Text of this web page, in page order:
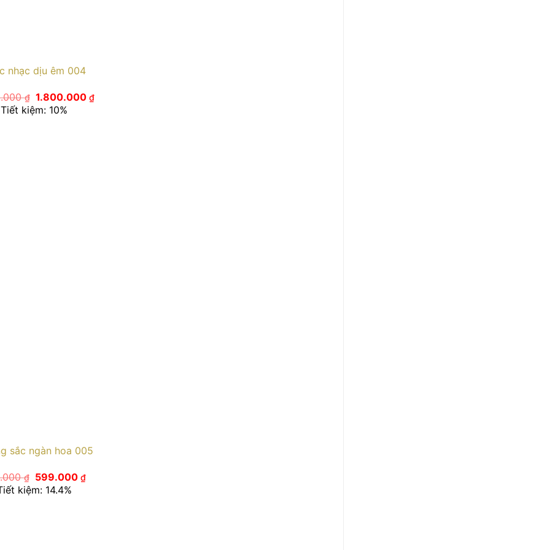
nhạc dịu êm 004
₫ Giá
gốc
là:
1.800.000₫Giá
Tiết kiệm: 10%
sắc ngàn hoa 005
₫
Giá
gốc
là:
599.000₫Giá
kiệm: 14.4%